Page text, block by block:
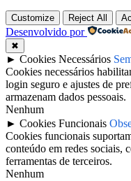
Customize Reject All
Desenvolvido por
✖
► Cookies Necessários
Cookies necessários
login seguro e ajustes de
armazenam dados pessoais.
Nenhum
► Cookies Funcionais
Cookies funcionais
conteúdo em redes sociais,
ferramentas de terceiros.
Nenhum